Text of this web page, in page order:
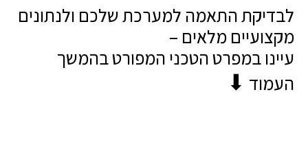
לבדיקת התאמה למערכת שלכם ולנתונים
מקצועיים מלאים –
עיינו במפרט הטכני המפורט בהמשך
העמוד ⬇